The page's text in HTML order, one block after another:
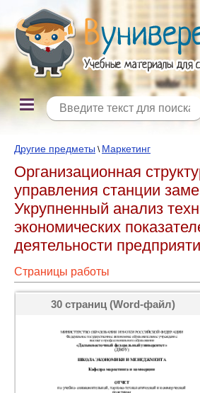
Другие предметы \ Маркетинг
Организационная
управления станции
Укрупненный анализ
экономических
деятельности
Страницы работы
30 страниц (Word-файл)